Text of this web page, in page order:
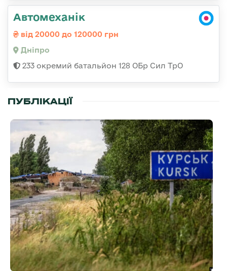
Автомеханік
від 20000 до 120000 грн
Дніпро
233 окремий батальйон 128 ОБр Сил ТрО
ПУБЛІКАЦІЇ